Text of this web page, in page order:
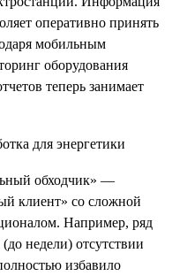
оперативно принять
мобильным
оборудования
теперь занимает
обходчик» —
клиент» со сложной
Например, ряд
недели) отсутствии
избавило